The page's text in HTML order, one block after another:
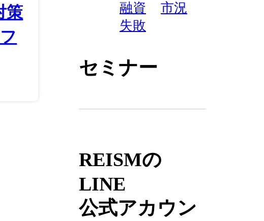
策
融資
市況
失敗
セミナー
REISMの
LINE
公式アカウン